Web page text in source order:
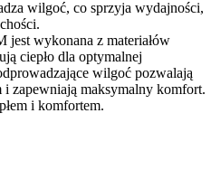
wilgoć, co sprzyja wydajności,
wykonana z materiałów
ciepło dla optymalnej
wilgoć pozwalają
i zapewniają maksymalny komfort.
i komfortem.